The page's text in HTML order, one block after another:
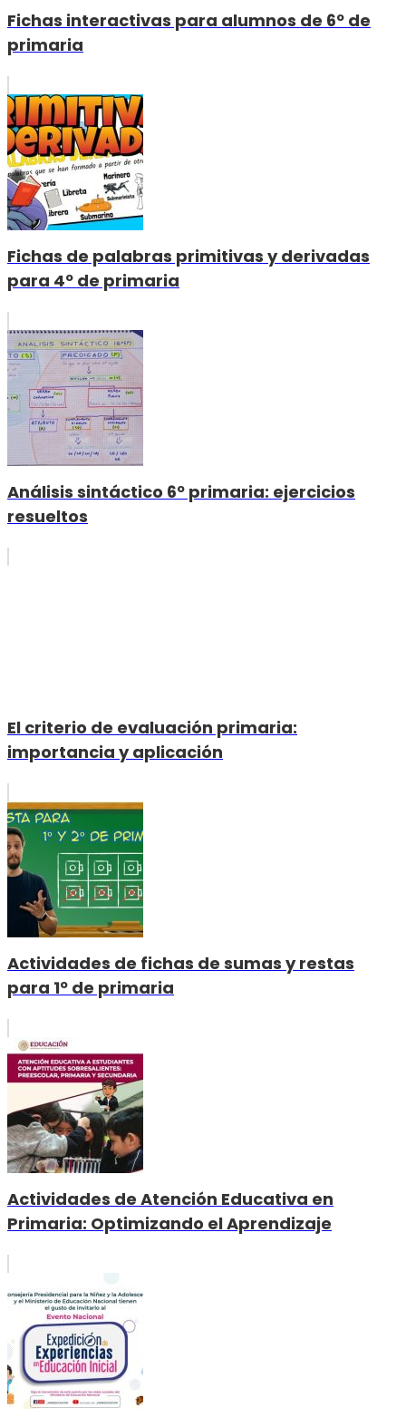
Fichas interactivas para alumnos de 6º de
primaria
Fichas de palabras primitivas y derivadas
para 4º de primaria
Análisis sintáctico 6º primaria: ejercicios
resueltos
El criterio de evaluación primaria:
importancia y aplicación
Actividades de fichas de sumas y restas
para 1º de primaria
Actividades de Atención Educativa en
Primaria: Optimizando el Aprendizaje